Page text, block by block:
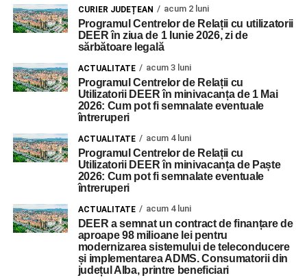
CURIER JUDEȚEAN acum 2 luni
Programul Centrelor de Relații cu utilizatorii
DEER în ziua de 1 Iunie 2026, zi de
sărbătoare legală
ACTUALITATE acum 3 luni
Programul Centrelor de Relații cu
Utilizatorii DEER în minivacanța de 1 Mai
2026: Cum pot fi semnalate eventuale
întreruperi
ACTUALITATE acum 4 luni
Programul Centrelor de Relații cu
Utilizatorii DEER în minivacanța de Paște
2026: Cum pot fi semnalate eventuale
întreruperi
ACTUALITATE acum 4 luni
DEER a semnat un contract de finanțare de
aproape 98 milioane lei pentru
modernizarea sistemului de teleconducere
și implementarea ADMS. Consumatorii din
județul Alba, printre beneficiari